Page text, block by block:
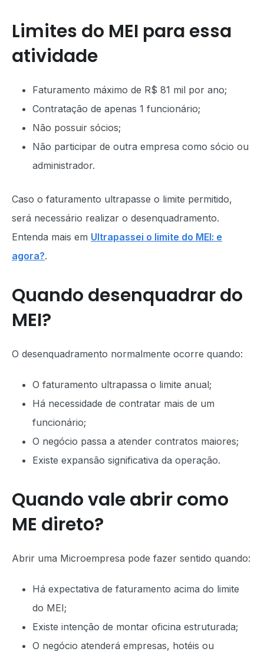
Limites do MEI para essa
atividade
Faturamento máximo de R$ 81 mil por ano;
Contratação de apenas 1 funcionário;
Não possuir sócios;
Não participar de outra empresa como sócio ou
administrador.
Caso o faturamento ultrapasse o limite permitido,
será necessário realizar o desenquadramento.
Entenda mais em Ultrapassei o limite do MEI: e
agora?.
Quando desenquadrar do
MEI?
O desenquadramento normalmente ocorre quando:
O faturamento ultrapassa o limite anual;
Há necessidade de contratar mais de um
funcionário;
O negócio passa a atender contratos maiores;
Existe expansão significativa da operação.
Quando vale abrir como
ME direto?
Abrir uma Microempresa pode fazer sentido quando:
Há expectativa de faturamento acima do limite
do MEI;
Existe intenção de montar oficina estruturada;
O negócio atenderá empresas, hotéis ou